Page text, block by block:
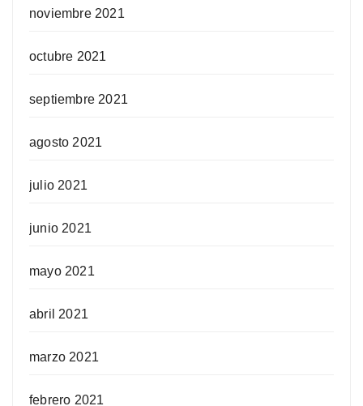
noviembre 2021
octubre 2021
septiembre 2021
agosto 2021
julio 2021
junio 2021
mayo 2021
abril 2021
marzo 2021
febrero 2021